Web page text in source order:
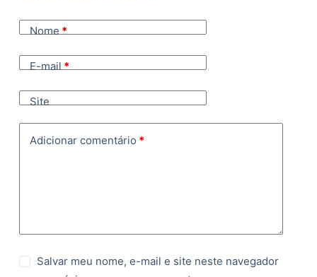
Nome *
E-mail *
Site
Adicionar comentário *
Salvar meu nome, e-mail e site neste navegador